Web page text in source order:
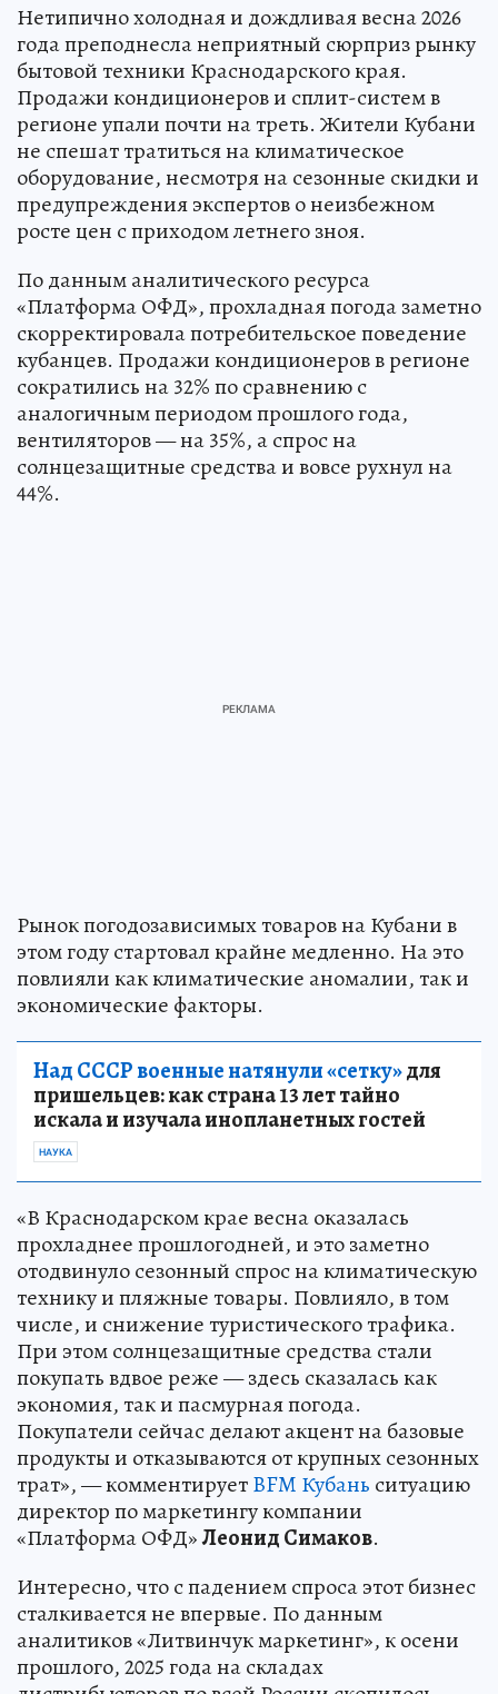
Нетипично холодная и дождливая весна 2026
года преподнесла неприятный сюрприз рынку
бытовой техники Краснодарского края.
Продажи кондиционеров и сплит-систем в
регионе упали почти на треть. Жители Кубани
не спешат тратиться на климатическое
оборудование, несмотря на сезонные скидки и
предупреждения экспертов о неизбежном
росте цен с приходом летнего зноя.
По данным аналитического ресурса
«Платформа ОФД», прохладная погода заметно
скорректировала потребительское поведение
кубанцев. Продажи кондиционеров в регионе
сократились на 32% по сравнению с
аналогичным периодом прошлого года,
вентиляторов — на 35%, а спрос на
солнцезащитные средства и вовсе рухнул на
44%.
Рынок погодозависимых товаров на Кубани в
этом году стартовал крайне медленно. На это
повлияли как климатические аномалии, так и
экономические факторы.
Над СССР военные натянули «сетку»для
пришельцев: как страна 13 лет тайно
искала и изучала инопланетных гостей
НАУКА
«В Краснодарском крае весна оказалась
прохладнее прошлогодней, и это заметно
отодвинуло сезонный спрос на климатическую
технику и пляжные товары. Повлияло, в том
числе, и снижение туристического трафика.
При этом солнцезащитные средства стали
покупать вдвое реже — здесь сказалась как
экономия, так и пасмурная погода.
Покупатели сейчас делают акцент на базовые
продукты и отказываются от крупных сезонных
трат», — комментируетBFM Кубань ситуацию
директор по маркетингу компании
«Платформа ОФД»Леонид Симаков.
Интересно, что с падением спроса этот бизнес
сталкивается не впервые. По данным
аналитиков «Литвинчук маркетинг», к осени
прошлого, 2025 года на складах